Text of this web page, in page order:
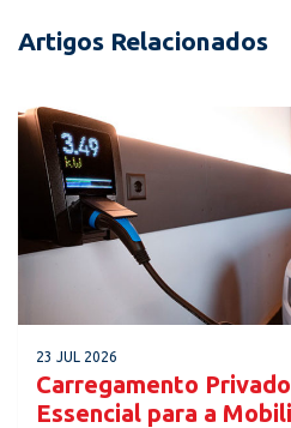
Artigos Relacionados
23 JUL 2026
Carregamento
Essencial para a